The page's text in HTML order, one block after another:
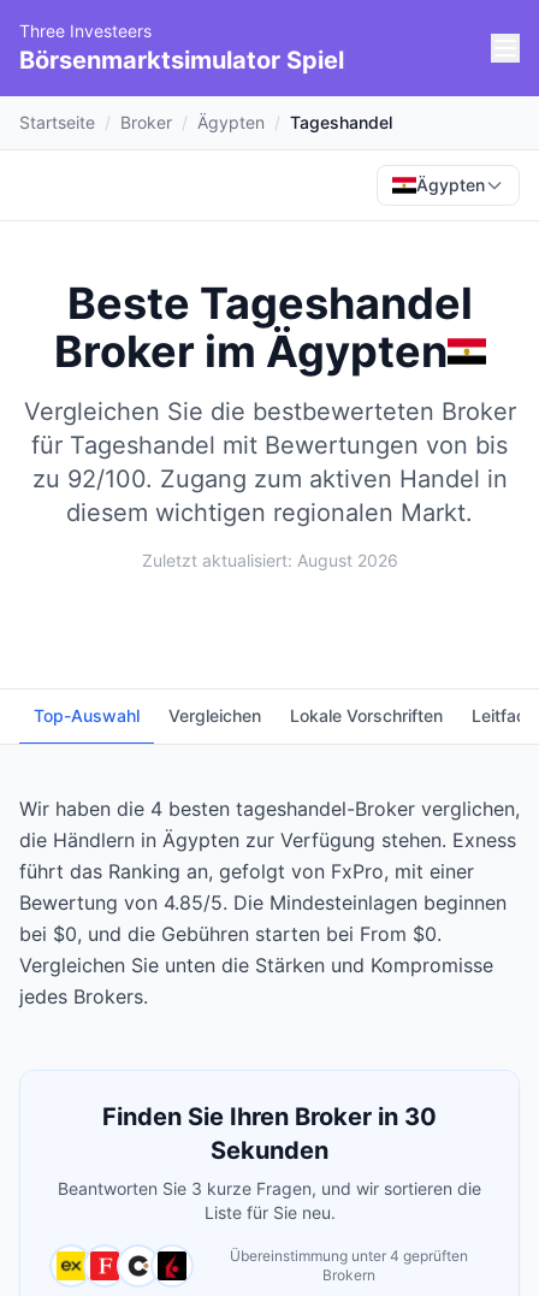
Three Investeers
Börsenmarktsimulator Spiel
Startseite / Broker / Ägypten / Tageshandel
Ägypten
Beste Tageshandel
Broker im Ägypten
Vergleichen Sie die bestbewerteten Broker
für Tageshandel mit Bewertungen von bis
zu 92/100. Zugang zum aktiven Handel in
diesem wichtigen regionalen Markt.
Zuletzt aktualisiert: August 2026
Top-Auswahl Vergleichen Lokale Vorschriften
Wir haben die 4 besten tageshandel-Broker verglichen,
die Händlern in Ägypten zur Verfügung stehen. Exness
führt das Ranking an, gefolgt von FxPro, mit einer
Bewertung von 4.85/5. Die Mindesteinlagen beginnen
bei $0, und die Gebühren starten bei From $0.
Vergleichen Sie unten die Stärken und Kompromisse
jedes Brokers.
Finden Sie Ihren Broker in 30
Sekunden
Beantworten Sie 3 kurze Fragen, und wir sortieren die
Liste für Sie neu.
Übereinstimmung unter 4 geprüften
Brokern